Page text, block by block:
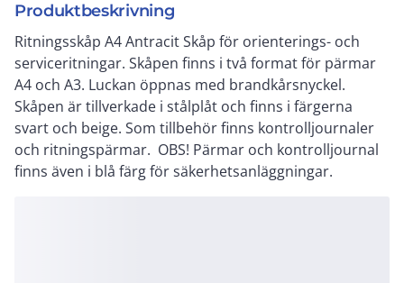
Produktbeskrivning
Ritningsskåp A4 Antracit Skåp för orienterings- och
serviceritningar. Skåpen finns i två format för pärmar
A4 och A3. Luckan öppnas med brandkårsnyckel.
Skåpen är tillverkade i stålplåt och finns i färgerna
svart och beige. Som tillbehör finns kontrolljournaler
och ritningspärmar. OBS! Pärmar och kontrolljournal
finns även i blå färg för säkerhetsanläggningar.